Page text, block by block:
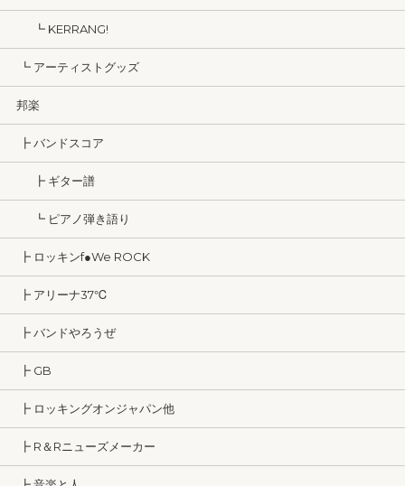
┗ KERRANG!
┗ アーティストグッズ
邦楽
┣ バンドスコア
┣ ギター譜
┗ ピアノ弾き語り
┣ ロッキンf●We ROCK
┣ アリーナ37℃
┣ バンドやろうぜ
┣ GB
┣ ロッキングオンジャパン他
┣ R＆Rニューズメーカー